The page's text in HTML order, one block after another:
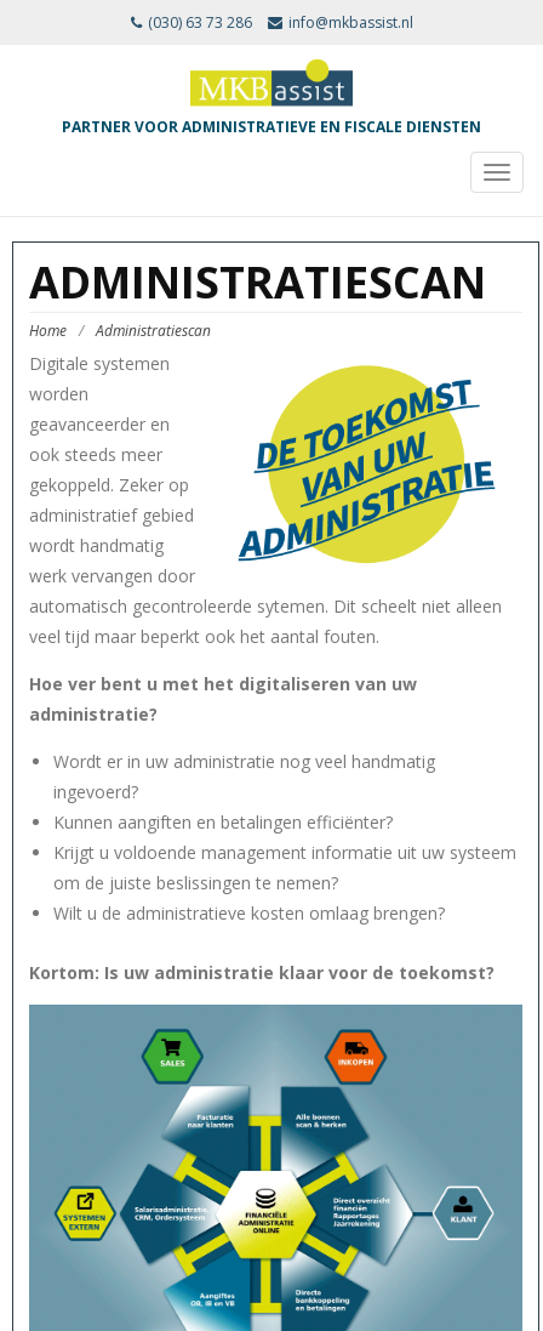
(030) 63 73 286 info@mkbassist.nl
PARTNER VOOR ADMINISTRATIEVE EN FISCALE DIENSTEN
ADMINISTRATIESCAN
Home / Administratiescan
Digitale systemen
worden
geavanceerder en
ook steeds meer
gekoppeld. Zeker op
administratief gebied
wordt handmatig
werk vervangen door
automatisch gecontroleerde sytemen. Dit scheelt niet alleen
veel tijd maar beperkt ook het aantal fouten.
Hoe ver bent u met het digitaliseren van uw
administratie?
Wordt er in uw administratie nog veel handmatig
ingevoerd?
Kunnen aangiften en betalingen efficiënter?
Krijgt u voldoende management informatie uit uw systeem
om de juiste beslissingen te nemen?
Wilt u de administratieve kosten omlaag brengen?
Kortom: Is uw administratie klaar voor de toekomst?